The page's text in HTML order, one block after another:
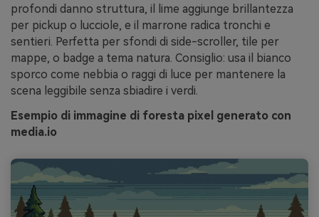
profondi danno struttura, il lime aggiunge brillantezza
per pickup o lucciole, e il marrone radica tronchi e
sentieri. Perfetta per sfondi di side-scroller, tile per
mappe, o badge a tema natura. Consiglio: usa il bianco
sporco come nebbia o raggi di luce per mantenere la
scena leggibile senza sbiadire i verdi.
Esempio di immagine di foresta pixel generato con
media.io